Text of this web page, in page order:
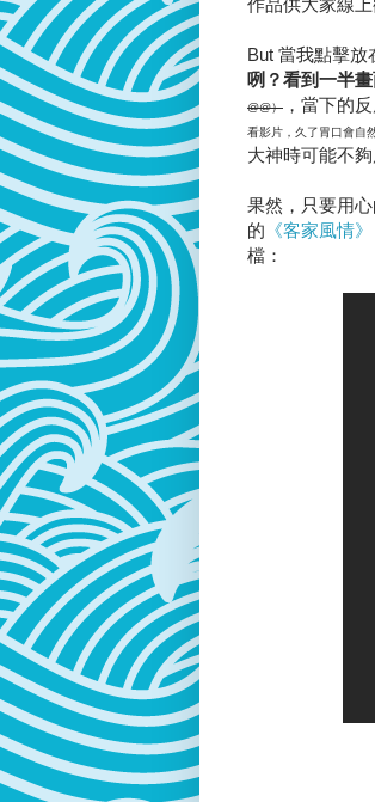
作品供大家線
But 當我點擊放
咧？看到一半
@@） ，當下的
看影片，久了胃口會自
大神時可能不
果然，只要用
的 《客家風情》
檔：